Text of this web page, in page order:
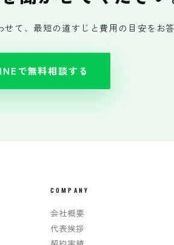
て、最短の道すじと費用の目安をお答
で無料相談する
COMPANY
会社概要
代表挨拶